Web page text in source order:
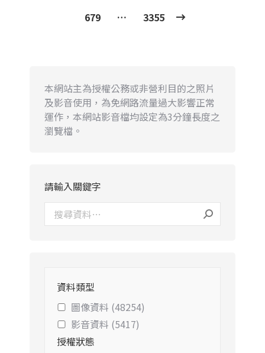
679
… 3355
本網站主為授權公務或非營利目的之照片
及影音使用，為免網路流量過大影響正常
運作，本網站影音檔均設定為3分鐘長度之
瀏覽檔。
請輸入關鍵字
資料類型
圖像資料 (48254)
影音資料 (5417)
授權狀態